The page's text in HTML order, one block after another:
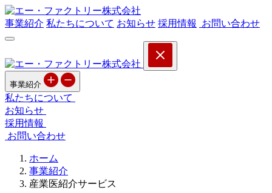
事業紹介 私たちについて お知らせ 採用情報 お問い合わせ
事業紹介
私たちについて
お知らせ
採用情報
お問い合わせ
ホーム
事業紹介
産業医紹介サービス